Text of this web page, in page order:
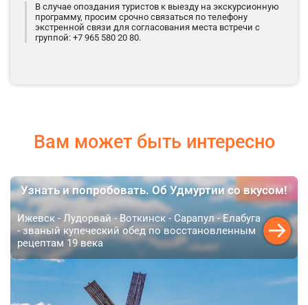
В случае опоздания туристов к выезду на экскурсионную
программу, просим срочно связаться по телефону
экстренной связи для согласования места встречи с
группой: +7 965 580 20 80.
Вам может быть интересно
от27 800 ₽
Узнать и попробовать. Об Удмуртии со вкусом!
Ижевск - Лудорвай - Воткинск - Сарапул - Елабуга
- званый купеческий обед по восстановленным
рецептам 19 века